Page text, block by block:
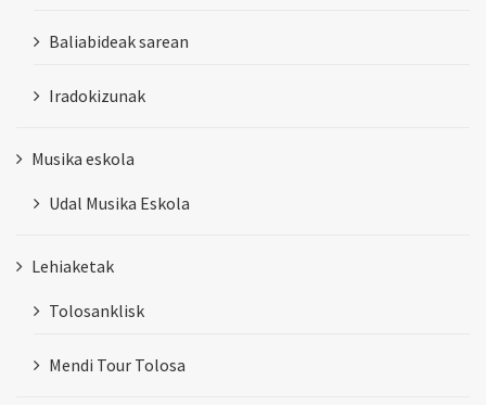
Baliabideak sarean
Iradokizunak
Musika eskola
Udal Musika Eskola
Lehiaketak
Tolosanklisk
Mendi Tour Tolosa